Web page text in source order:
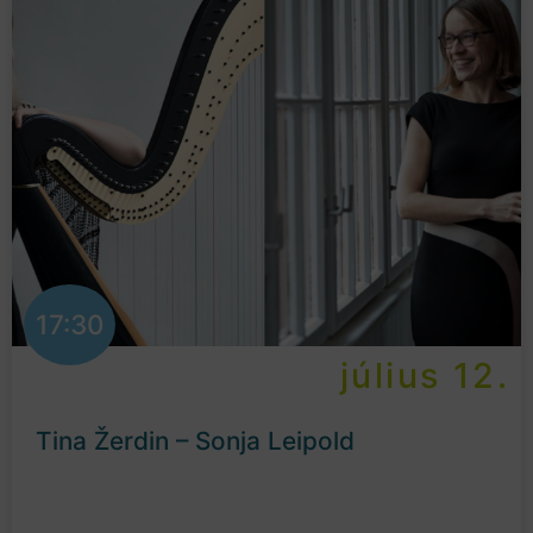
17:30
július 12.
Tina Žerdin – Sonja Leipold